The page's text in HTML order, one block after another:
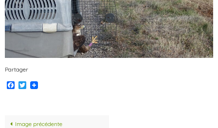
Partager
Facebook
Twitter
Image précédente